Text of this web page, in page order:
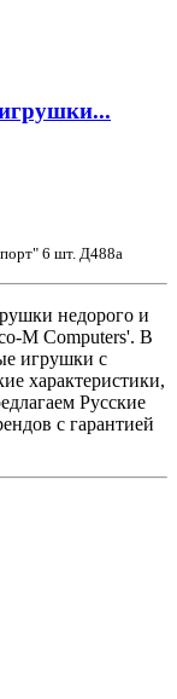
6 шт. Д488а
недорого и
M Computers'. В
игрушки с
характеристики,
Русские
с гарантией